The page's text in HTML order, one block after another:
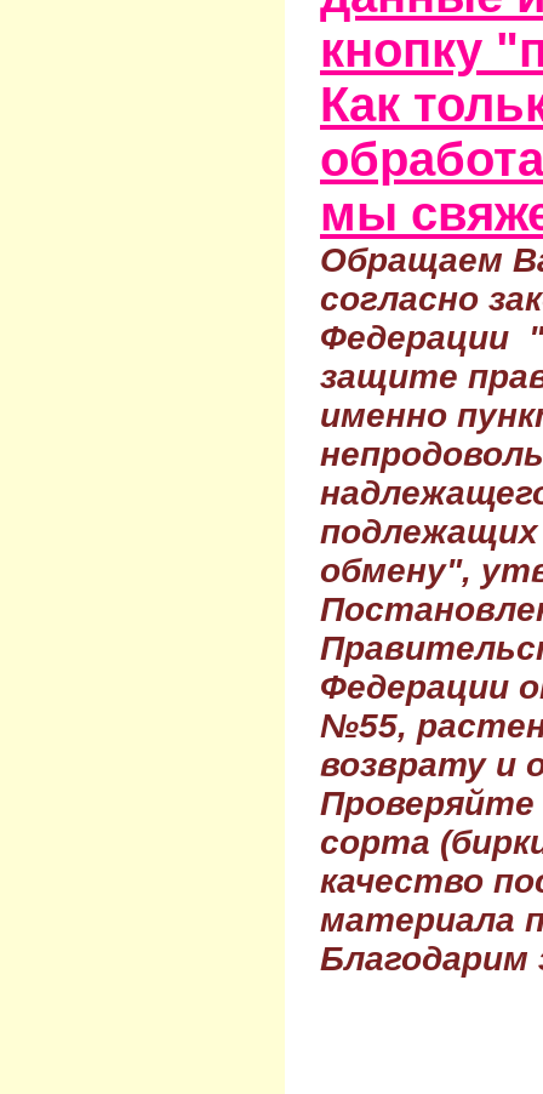
кнопку
Как
мы
Обращаем
согласно
Федерации
защите
именно
обмену",
Федерации
№55,
возврату и
Проверяйте
сорта
качество
материала
Благодарим